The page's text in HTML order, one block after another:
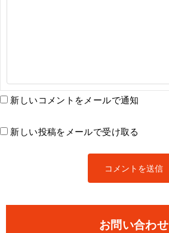
新しいコメントをメールで通知
新しい投稿をメールで受け取る
お問い合わせ